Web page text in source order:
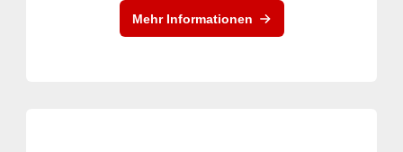
Mehr Informationen